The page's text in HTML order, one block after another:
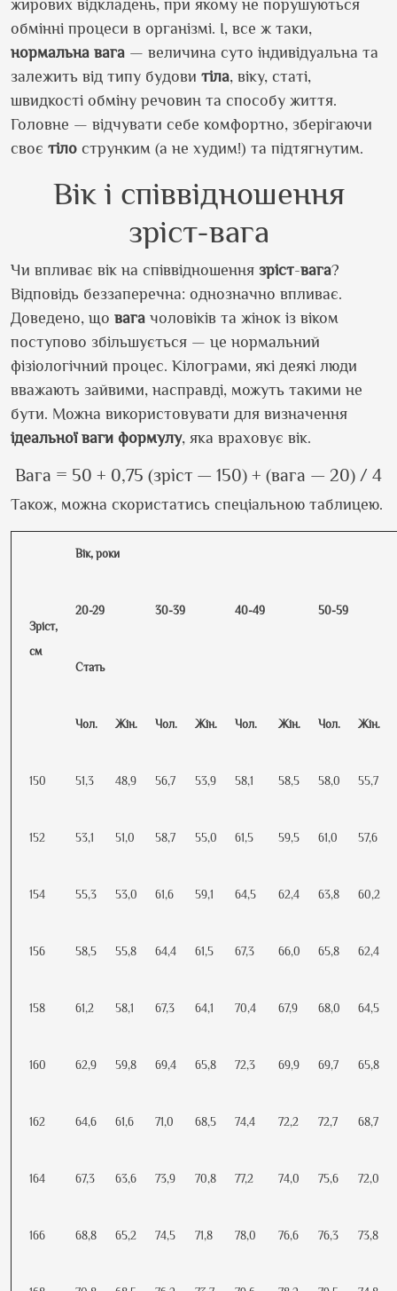
жирових відкладень, при якому не порушуються
обмінні процеси в організмі. І, все ж таки,
нормальна вага — величина суто індивідуальна та
залежить від типу будови тіла, віку, статі,
швидкості обміну речовин та способу життя.
Головне — відчувати себе комфортно, зберігаючи
своє тіло струнким (а не худим!) та підтягнутим.
Вік і співвідношення
зріст-вага
Чи впливає вік на співвідношення зріст-вага?
Відповідь беззаперечна: однозначно впливає.
Доведено, що вага чоловіків та жінок із віком
поступово збільшується — це нормальний
фізіологічний процес. Кілограми, які деякі люди
вважають зайвими, насправді, можуть такими не
бути. Можна використовувати для визначення
ідеальної ваги формулу, яка враховує вік.
Вага = 50 + 0,75 (зріст — 150) + (вага — 20) / 4
Також, можна скористатись спеціальною таблицею.
Зріст,
см
Вік, роки
20-29 30-39 40-49 50-59
Стать
Чол. Жін. Чол. Жін. Чол. Жін. Чол. Жін.
150 51,3 48,9 56,7 53,9 58,1 58,5 58,0 55,7
152 53,1 51,0 58,7 55,0 61,5 59,5 61,0 57,6
154 55,3 53,0 61,6 59,1 64,5 62,4 63,8 60,2
156 58,5 55,8 64,4 61,5 67,3 66,0 65,8 62,4
158 61,2 58,1 67,3 64,1 70,4 67,9 68,0 64,5
160 62,9 59,8 69,4 65,8 72,3 69,9 69,7 65,8
162 64,6 61,6 71,0 68,5 74,4 72,2 72,7 68,7
164 67,3 63,6 73,9 70,8 77,2 74,0 75,6 72,0
166 68,8 65,2 74,5 71,8 78,0 76,6 76,3 73,8